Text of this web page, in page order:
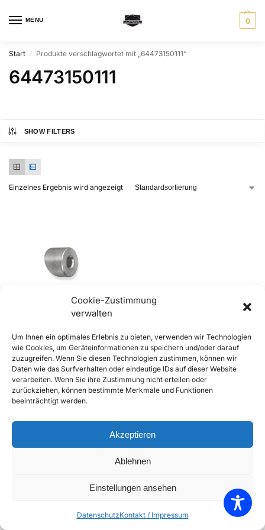
Cookie-Zustimmung
verwalten
Um Ihnen ein optimales Erlebnis zu bieten, verwenden wir Technologien
wie Cookies, um Geräteinformationen zu speichern und/oder darauf
zuzugreifen. Wenn Sie diesen Technologien zustimmen, können wir
Daten wie das Surfverhalten oder eindeutige IDs auf dieser Website
verarbeiten. Wenn Sie ihre Zustimmung nicht erteilen oder
zurückziehen, können bestimmte Merkmale und Funktionen
beeinträchtigt werden.
Akzeptieren
Ablehnen
Einstellungen ansehen
DatenschutzKontakt / Impressum
MENU 0
Start / Produkte verschlagwortet mit „64473150111“
64473150111
SHOW FILTERS
Einzelnes Ergebnis wird angezeigt
356 Aluminiumkonsolen für
Reflektoren
€12,90 inkl. Mwst
Enthält 20% Mwst
zzgl.Versand
Lieferzeit: Sofort lieferbar
In den Warenkorb
Einzelnes Ergebnis wird angezeigt